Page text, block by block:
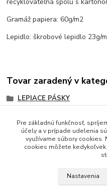
recyklovateľná spolu s
Gramáž papiera: 60g/m2
Lepidlo: škrobové lepidlo 23g/
Tovar zaradený v
LEPIACE PÁSKY
BIELE
LEPAS, spol. s r.o. All
Pre základnú funkčnosť,
účely a v prípade udelenia
využívame súbory cookies.
cookies môžete
Nastavenia